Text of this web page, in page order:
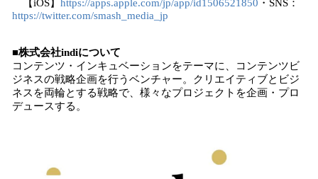
【iOS】 https://apps.apple.com/jp/app/id1506521850 ・SNS：
https://twitter.com/smash_media_jp
■株式会社indiについて
コンテンツ・インキュベーションをテーマに、コンテンツビ
ジネスの戦略企画を行うベンチャー。クリエイティブとビジ
ネスを両輪とする戦略で、様々なプロジェクトを企画・プロ
デュースする。